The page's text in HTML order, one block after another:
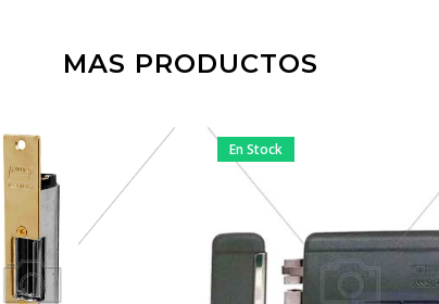
MAS PRODUCTOS
En Stock